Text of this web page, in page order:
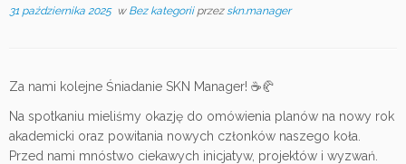
31 października 2025w Bez kategorii przezskn.manager
Za nami kolejne Śniadanie SKN Manager! ☕🥐
Na spotkaniu mieliśmy okazję do omówienia planów na nowy rok
akademicki oraz powitania nowych członków naszego koła.
Przed nami mnóstwo ciekawych inicjatyw, projektów i wyzwań.